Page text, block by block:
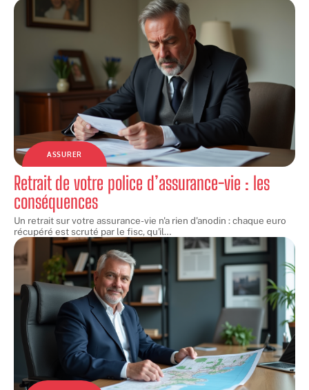
ASSURER
Retrait de votre police d’assurance-vie : les
conséquences
Un retrait sur votre assurance-vie n'a rien d'anodin : chaque euro
récupéré est scruté par le fisc, qu'il…